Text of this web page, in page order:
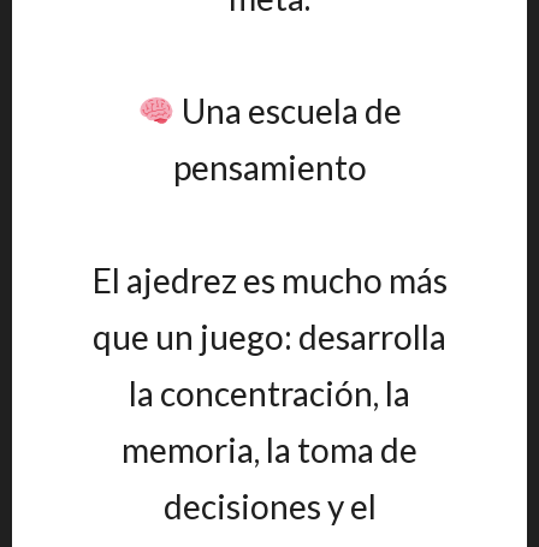
Una escuela de
pensamiento
El ajedrez es mucho más
que un juego: desarrolla
la concentración, la
memoria, la toma de
decisiones y el